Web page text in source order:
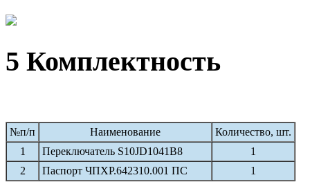
5 Комплектность
№п/п Наименование
Количество, шт.
1
Переключатель S10JD1041B8
1
2
Паспорт ЧПХР.642310.001 ПС 1